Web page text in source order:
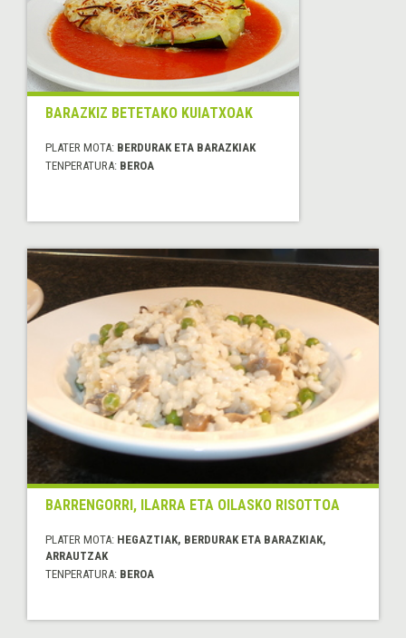
BARAZKIZ BETETAKO KUIATXOAK
PLATER MOTA: BERDURAK ETA BARAZKIAK
TENPERATURA: BEROA
BARRENGORRI, ILARRA ETA OILASKO RISOTTOA
PLATER MOTA: HEGAZTIAK, BERDURAK ETA BARAZKIAK,
ARRAUTZAK
TENPERATURA: BEROA